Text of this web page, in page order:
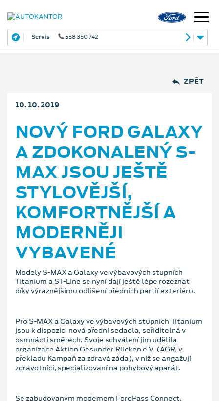
Servis 558 350 742
ZPĚT
10. 10. 2019
NOVÝ FORD GALAXY
A ZDOKONALENÝ S-
MAX JSOU JEŠTĚ
STYLOVĚJŠÍ,
KOMFORTNĚJŠÍ A
MODERNĚJI
VYBAVENÉ
Modely S-MAX a Galaxy ve výbavových stupních
Titanium a ST-Line se nyní dají ještě lépe rozeznat
díky výraznějšímu odlišení předních partií exteriéru.
Pro S-MAX a Galaxy ve výbavových stupních Titanium
jsou k dispozici nová přední sedadla, seřiditelná v
osmnácti směrech. Svoje schválení jim udělila
organizace Aktion Gesunder Rücken e.V. (AGR, v
překladu Kampaň za zdravá záda), v níž se angažují
zdravotníci, specializovaní na pohybový aparát.
Se zabudovaným modemem FordPass Connect,